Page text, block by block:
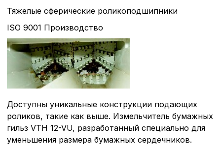
Тяжелые сферические роликоподшипники
ISO 9001 Производство
Доступны уникальные конструкции подающих
роликов, такие как выше. Измельчитель бумажных
гильз VTH 12-VU, разработанный специально для
уменьшения размера бумажных сердечников.
Внимание:
cookie файлов не
определять
наиболее и наименее